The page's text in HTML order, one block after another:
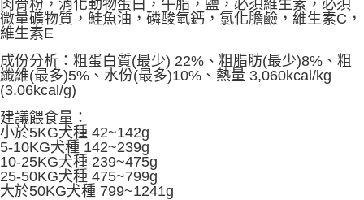
４．使用「AFTEE先享後付」時，將依據個別帳號之用戶狀況，依本公司即
時審查核予不同之上限額度；若仍有額度不足之情形，本公司將視審查結果
請求用戶進行身份認證。
恩沛科技股份有限公司將有權停止該用戶之使用額度並採取法律行動。
肉骨粉，消化動物蛋白，牛脂，鹽，必須維生素，必須
微量礦物質，鮭魚油，磷酸氫鈣，氯化膽鹼，維生素C，
維生素E
成份分析：粗蛋白質(最少) 22%、粗脂肪(最少)8%、粗
纖維(最多)5%、水份(最多)10% 、熱量 3,060kcal/kg
(3.06kcal/g)
建議餵食量：
小於5KG犬種 42~142g
5-10KG犬種 142~239g
10-25KG犬種 239~475g
25-50KG犬種 475~799g
大於50KG犬種 799~1241g